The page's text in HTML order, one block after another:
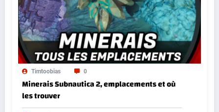
Timtoobias 0
Minerais Subnautica 2, emplacements et où
les trouver